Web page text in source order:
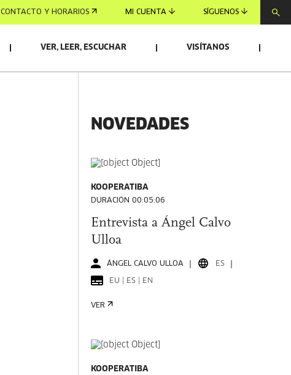
CONTACTO Y HORARIOS MI CUENTA SÍGUENOS
VER, LEER, ESCUCHAR VISÍTANOS
NOVEDADES
KOOPERATIBA
DURACIÓN 00:05:06
Entrevista a Ángel Calvo
Ulloa
ÁNGEL CALVO ULLOA ES
EU | ES | EN
VER
KOOPERATIBA